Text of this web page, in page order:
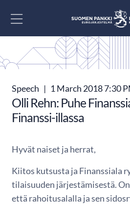
Speech | 1 March 2018 7:30
Olli Rehn: Puhe
Finanssi-illassa
Hyvät naiset ja herrat,
Kiitos kutsusta ja Finanssiala
tilaisuuden järjestämisestä.
että rahoitusalalla ja sen